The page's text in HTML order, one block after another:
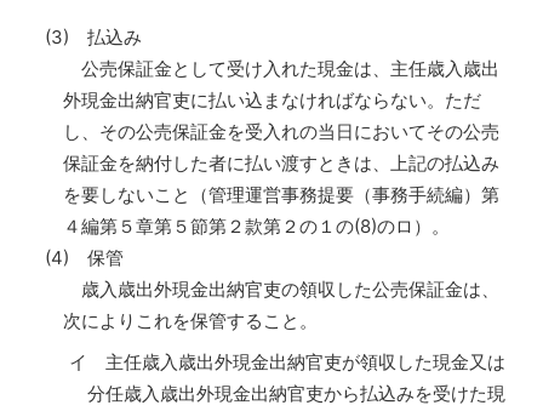
(3) 払込み
公売保証金として受け入れた現金は、主任歳入歳出
外現金出納官吏に払い込まなければならない。ただ
し、その公売保証金を受入れの当日においてその公売
保証金を納付した者に払い渡すときは、上記の払込み
を要しないこと（管理運営事務提要（事務手続編）第
４編第５章第５節第２款第２の１の(8)のロ）。
(4) 保管
歳入歳出外現金出納官吏の領収した公売保証金は、
次によりこれを保管すること。
イ 主任歳入歳出外現金出納官吏が領収した現金又は
分任歳入歳出外現金出納官吏から払込みを受けた現